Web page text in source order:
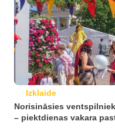
Izklaide
Norisināsies
– piektdienas vakara